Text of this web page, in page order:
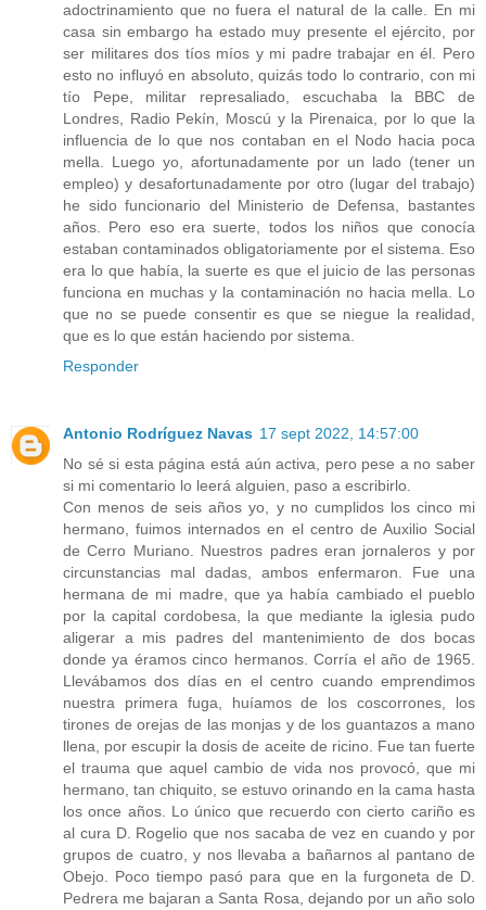
adoctrinamiento que no fuera el natural de la calle. En mi
casa sin embargo ha estado muy presente el ejército, por
ser militares dos tíos míos y mi padre trabajar en él. Pero
esto no influyó en absoluto, quizás todo lo contrario, con mi
tío Pepe, militar represaliado, escuchaba la BBC de
Londres, Radio Pekín, Moscú y la Pirenaica, por lo que la
influencia de lo que nos contaban en el Nodo hacia poca
mella. Luego yo, afortunadamente por un lado (tener un
empleo) y desafortunadamente por otro (lugar del trabajo)
he sido funcionario del Ministerio de Defensa, bastantes
años. Pero eso era suerte, todos los niños que conocía
estaban contaminados obligatoriamente por el sistema. Eso
era lo que había, la suerte es que el juicio de las personas
funciona en muchas y la contaminación no hacia mella. Lo
que no se puede consentir es que se niegue la realidad,
que es lo que están haciendo por sistema.
Responder
Antonio Rodríguez Navas 17 sept 2022, 14:57:00
No sé si esta página está aún activa, pero pese a no saber
si mi comentario lo leerá alguien, paso a escribirlo.
Con menos de seis años yo, y no cumplidos los cinco mi
hermano, fuimos internados en el centro de Auxilio Social
de Cerro Muriano. Nuestros padres eran jornaleros y por
circunstancias mal dadas, ambos enfermaron. Fue una
hermana de mi madre, que ya había cambiado el pueblo
por la capital cordobesa, la que mediante la iglesia pudo
aligerar a mis padres del mantenimiento de dos bocas
donde ya éramos cinco hermanos. Corría el año de 1965.
Llevábamos dos días en el centro cuando emprendimos
nuestra primera fuga, huíamos de los coscorrones, los
tirones de orejas de las monjas y de los guantazos a mano
llena, por escupir la dosis de aceite de ricino. Fue tan fuerte
el trauma que aquel cambio de vida nos provocó, que mi
hermano, tan chiquito, se estuvo orinando en la cama hasta
los once años. Lo único que recuerdo con cierto cariño es
al cura D. Rogelio que nos sacaba de vez en cuando y por
grupos de cuatro, y nos llevaba a bañarnos al pantano de
Obejo. Poco tiempo pasó para que en la furgoneta de D.
Pedrera me bajaran a Santa Rosa, dejando por un año solo